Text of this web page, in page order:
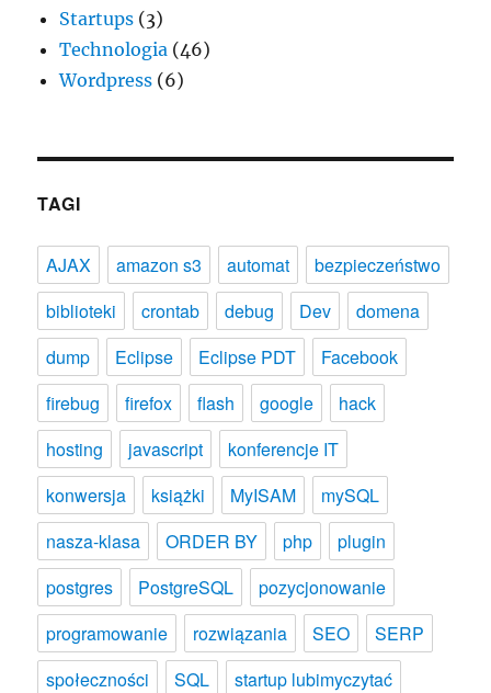
Startups (3)
Technologia (46)
Wordpress (6)
TAGI
AJAX amazon s3 automat
bezpieczeństwo
biblioteki
crontab debug Dev
domena
dump
Eclipse Eclipse PDT
Facebook
firebug
firefox flash google
hack
hosting
javascript
konferencje IT
konwersja
książki MyISAM
mySQL
nasza-klasa
ORDER BY php
plugin
postgres
PostgreSQL
pozycjonowanie
programowanie
rozwiązania SEO
SERP
społeczności
SQL
startup lubimyczytać